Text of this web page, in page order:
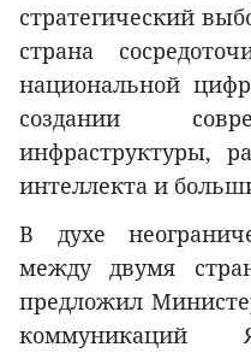
стратегический
страна
национальной
создании
инфраструктуры,
интеллекта и
В духе
между двумя
предложил
коммуникаций